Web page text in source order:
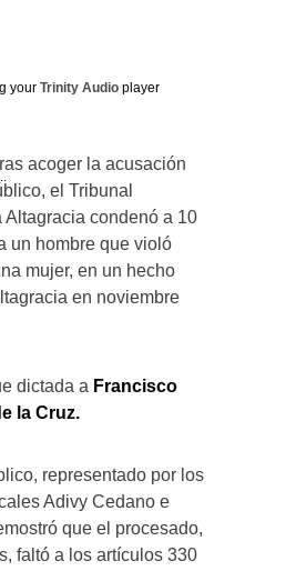
your Trinity Audio player
acoger la acusación
el Tribunal
condenó a 10
un hombre que violó
mujer, en un hecho
en noviembre
dictada a Francisco
la Cruz.
representado por los
Adivy Cedano e
que el procesado,
faltó a los artículos 330